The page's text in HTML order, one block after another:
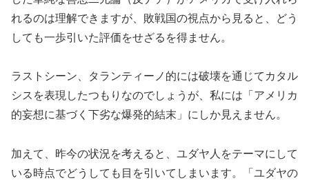
れるのは理解できますが、敗戦国の視点から見ると、どう
しても一歩引いた評価をせざるを得ません。
ラストシーン、タランティーノ的には破壊を通じてカタル
シスを表現したつもりなのでしょうが、私には「アメリカ
的妄想に基づく下劣な爆発的結末」にしか見えません。
加えて、昨今の状況を考えると、ユダヤ人をテーマにして
いる時点でどうしても目を引いてしまいます。「ユダヤの